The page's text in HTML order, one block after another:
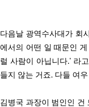
다음날 광역수사대가 회
에서의 어떤 일 때문인
럴 사람이 아닙니다.' 라
들지 않는 거죠. 다들 여
김병국 과장이 범인인 건